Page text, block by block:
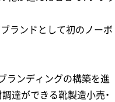
ランドとして初のノーボ
ランディングの構築を進
達ができる靴製造小売・